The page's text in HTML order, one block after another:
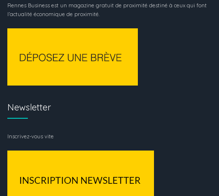
Rennes Business est un magazine gratuit de proximité destiné à ceux qui font
l’actualité économique de proximité.
Newsletter
Inscrivez-vous vite